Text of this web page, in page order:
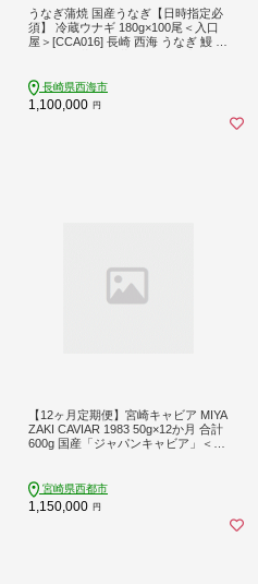
うなぎ蒲焼 国産うなぎ【日時指定必
須】 冷蔵ウナギ 180g×100尾＜入口
屋＞[CCA016] 長崎 西海 うなぎ 鰻 ウ
ぎ 長崎県西海市
1,100,000 円
【12ヶ月定期便】宮崎キャビア MIYA
ZAKI CAVIAR 1983 50g×12か月 合計
600g 国産「ジャパンキャビア」＜11
宮崎県西都市
1,150,000 円